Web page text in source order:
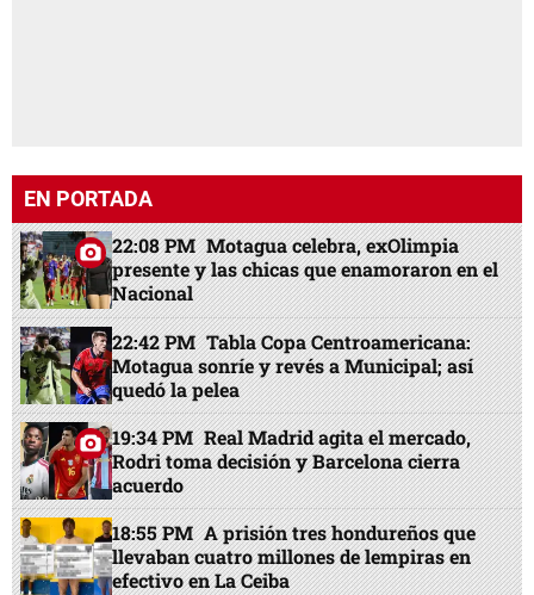
EN PORTADA
22:08 PM Motagua celebra, exOlimpia
presente y las chicas que enamoraron en el
Nacional
22:42 PM Tabla Copa Centroamericana:
Motagua sonríe y revés a Municipal; así
quedó la pelea
19:34 PM Real Madrid agita el mercado,
Rodri toma decisión y Barcelona cierra
acuerdo
18:55 PM A prisión tres hondureños que
llevaban cuatro millones de lempiras en
efectivo en La Ceiba